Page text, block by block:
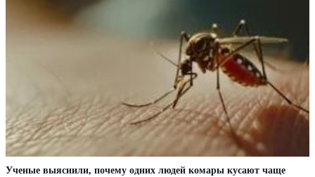
Ученые выяснили, почему одних людей комары кусают чаще